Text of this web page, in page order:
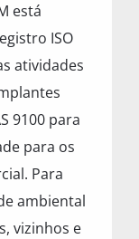
está
ISO
atividades
9100 para
para os
Para
ambiental
vizinhos e